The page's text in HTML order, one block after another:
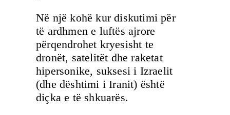
Në një kohë kur diskutimi për
të ardhmen e luftës ajrore
përqendrohet kryesisht te
dronët, satelitët dhe raketat
hipersonike, suksesi i Izraelit
(dhe dështimi i Iranit) është
diçka e të shkuarës.